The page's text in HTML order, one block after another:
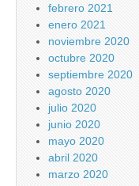
febrero 2021
enero 2021
noviembre 2020
octubre 2020
septiembre 2020
agosto 2020
julio 2020
junio 2020
mayo 2020
abril 2020
marzo 2020